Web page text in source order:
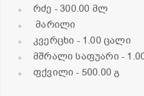
რძე - 300.00 მლ
მარილი
კვერცხი - 1.00 ცალი
მშრალი საფუარი -
ფქვილი- 500.00 გ